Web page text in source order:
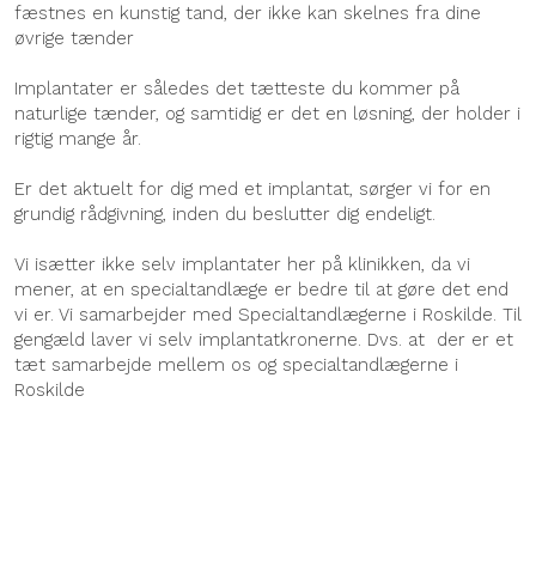
fæstnes en kunstig tand, der ikke kan skelnes fra dine
øvrige tænder​
Implantater er således det tætteste du kommer på
naturlige tænder, og samtidig er det en løsning, der holder i
rigtig mange år.
Er det aktuelt for dig med et implantat, sørger vi for en
grundig rådgivning, inden du beslutter dig endeligt.​​
Vi isætter ikke selv implantater her på klinikken, da vi
mener, at en specialtandlæge er bedre til at gøre det end
vi er. Vi samarbejder med Specialtandlægerne i Roskilde. Til
gengæld laver vi selv implantatkronerne. Dvs. at der er et
tæt samarbejde mellem os og specialtandlægerne i
Roskilde